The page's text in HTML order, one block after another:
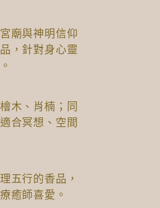
廟與神明信仰
，針對身心靈
木、肖楠；同
合冥想、空間
五行的香品，
癒師喜愛。